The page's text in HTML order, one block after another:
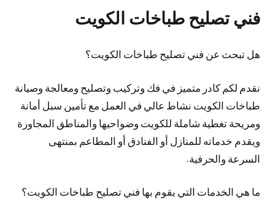
فني تصليح طباخات الكويت
هل تبحث عن فني تصليح طباخات الكويت؟
نقدم لكم كادر متميز في فك وتركيب وتصليح ومعالجة وصيانة
طباخات الكويت نشاط عالي في العمل مع تأمين سبل أمانة
ومريحة تغطية شاملة للكويت وضواحيها والمناطق المجاورة
ويقدم خدماته للمنازل أو الفنادق أو المطاعم بمنتهى
السرعة والحرفية.
ما هي الخدمات التي يقوم بها فني تصليح طباخات الكويت؟